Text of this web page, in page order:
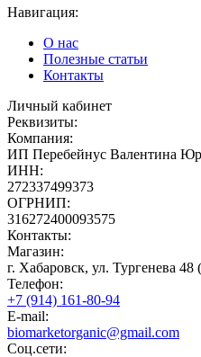
Навигация:
О нас
Полезные статьи
Контакты
Личный кабинет
Реквизиты:
Компания:
ИП Перебейнус Валентина
ИНН:
272337499373
ОГРНИП:
316272400093575
Контакты:
Магазин:
г. Хабаровск, ул. Тургенева 48
Телефон:
+7 (914) 161-80-94
E-mail:
biomarketorganic@gmail.com
Соц.сети: